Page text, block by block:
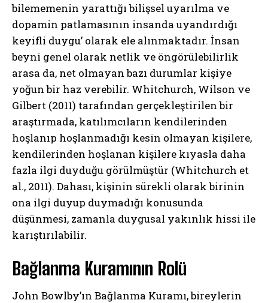
bilememenin yarattığı bilişsel uyarılma ve
dopamin patlamasının insanda uyandırdığı
keyifli duygu’ olarak ele alınmaktadır. İnsan
beyni genel olarak netlik ve öngörülebilirlik
arasa da, net olmayan bazı durumlar kişiye
yoğun bir haz verebilir. Whitchurch, Wilson ve
Gilbert (2011) tarafından gerçekleştirilen bir
araştırmada, katılımcıların kendilerinden
hoşlanıp hoşlanmadığı kesin olmayan kişilere,
kendilerinden hoşlanan kişilere kıyasla daha
fazla ilgi duyduğu görülmüştür (Whitchurch et
al., 2011). Dahası, kişinin sürekli olarak birinin
ona ilgi duyup duymadığı konusunda
düşünmesi, zamanla duygusal yakınlık hissi ile
karıştırılabilir.
Bağlanma Kuramının Rolü
John Bowlby’ın Bağlanma Kuramı, bireylerin